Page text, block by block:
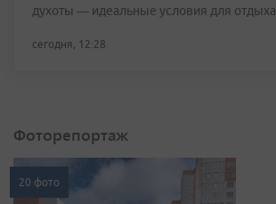
духоты — идеальные условия для отдыха
сегодня, 12:28
Фоторепортаж
20 фото